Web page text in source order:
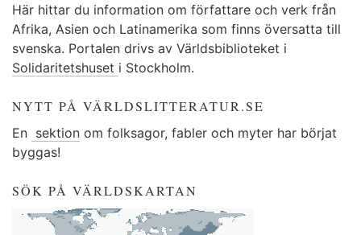
Här hittar du information om författare och verk från
Afrika, Asien och Latinamerika som finns översatta till
svenska. Portalen drivs av Världsbiblioteket i
Solidaritetshuset i Stockholm.
NYTT PÅ VÄRLDSLITTERATUR.SE
En sektion om folksagor, fabler och myter har börjat
byggas!
SÖK PÅ VÄRLDSKARTAN